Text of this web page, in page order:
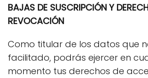
BAJAS DE SUSCRIPCIÓN Y
REVOCACIÓN
Como titular de los datos que
facilitado, podrás ejercer en
momento tus derechos de